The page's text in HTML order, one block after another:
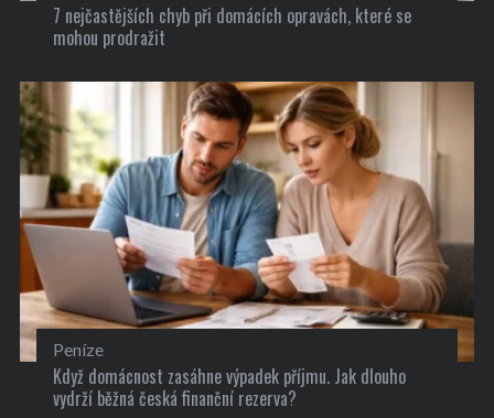
7 nejčastějších chyb při domácích opravách, které se
mohou prodražit
Peníze
Když domácnost zasáhne výpadek příjmu. Jak dlouho
vydrží běžná česká finanční rezerva?